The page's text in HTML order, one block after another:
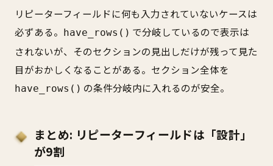
リピーターフィールドに何も入力されていないケースは
必ずある。
have_rows() で分岐しているので表示は
されないが、そのセクションの見出しだけが残って見た
目がおかしくなることがある。セクション全体を
have_rows() の条件分岐内に入れるのが安全。
まとめ: リピーターフィールドは「設計」
が9割